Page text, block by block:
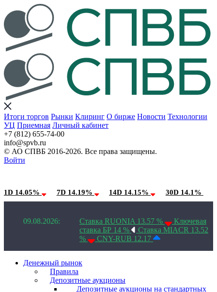
Итоги торгов Рынки Клиринг О бирже Новости Технологии
УЦ Приемная Личный кабинет
+7 (812) 655-74-00
info@spvb.ru
© АО СПВБ 2016-2026. Все права защищены.
Войти
1D 14.05% 7D 14.19% 14D 14.15% 30D 14.1%
09.08.2026: Ставка RUONIA 13.57 %
Ключевая
ставка БР 14 %
Ставка MIACR 13.52
%
CNY-RUB 12.17
Денежный рынок
Правила
Депозитные аукционы
Депозитные аукционы на стандартных